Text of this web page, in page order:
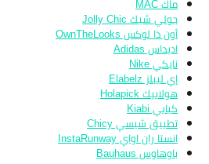
ماك MAC
جولي شيك Jolly Chic
أون ذا لوكس OwnTheLooks
اديداس Adidas
نايكي Nike
إي ليبلز Elabelz
هولابيك Holapick
كيابي Kiabi
تطبيق شيسي Chicy
انستا ران اواي InstaRunway
باوهاوس Bauhaus